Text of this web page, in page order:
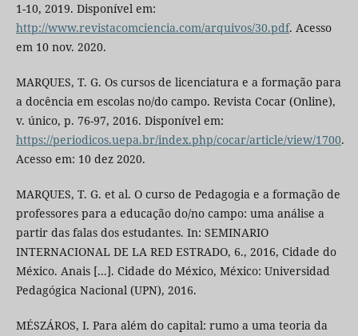
1-10, 2019. Disponível em:
http://www.revistacomciencia.com/arquivos/30.pdf. Acesso
em 10 nov. 2020.
MARQUES, T. G. Os cursos de licenciatura e a formação para
a docência em escolas no/do campo. Revista Cocar (Online),
v. único, p. 76-97, 2016. Disponível em:
https://periodicos.uepa.br/index.php/cocar/article/view/1700.
Acesso em: 10 dez 2020.
MARQUES, T. G. et al. O curso de Pedagogia e a formação de
professores para a educação do/no campo: uma análise a
partir das falas dos estudantes. In: SEMINARIO
INTERNACIONAL DE LA RED ESTRADO, 6., 2016, Cidade do
México. Anais [...]. Cidade do México, México: Universidad
Pedagógica Nacional (UPN), 2016.
MÉSZÁROS, I. Para além do capital: rumo a uma teoria da